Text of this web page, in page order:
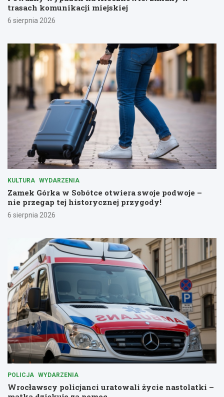
trasach komunikacji miejskiej
6 sierpnia 2026
KULTURA WYDARZENIA
Zamek Górka w Sobótce otwiera swoje podwoje –
nie przegap tej historycznej przygody!
6 sierpnia 2026
POLICJA WYDARZENIA
Wrocławscy policjanci uratowali życie nastolatki –